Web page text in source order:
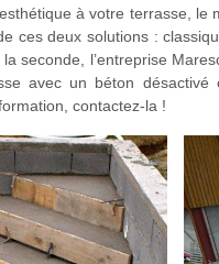
à votre terrasse,
ces deux solutions :
seconde, l’entreprise
avec un béton
contactez-la !